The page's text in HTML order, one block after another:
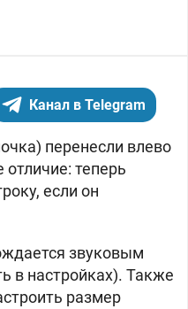
Канал в Telegram
перенесли влево
теперь
если он
звуковым
в настройках). Также
размер